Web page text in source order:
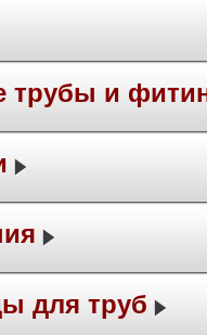
трубы и
для труб